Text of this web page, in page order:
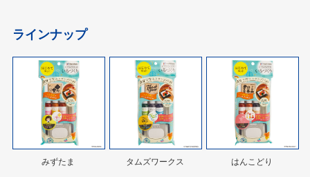
ラインナップ
みずたま タムズワークス はんこどり